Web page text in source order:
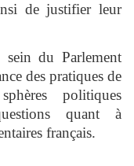
de justifier leur
du Parlement
des pratiques de
politiques
quant à
français.